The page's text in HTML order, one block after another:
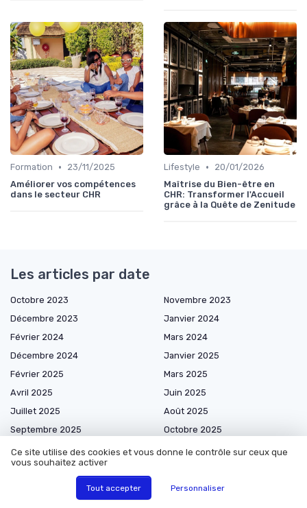
Formation •
23/11/2025
Améliorer vos compétences
dans le secteur CHR
Lifestyle •
20/01/2026
Maîtrise du Bien-être en
CHR: Transformer l'Accueil
grâce à la Quête de Zenitude
Les articles par date
Octobre 2023
Novembre 2023
Décembre 2023
Janvier 2024
Février 2024
Mars 2024
Décembre 2024
Janvier 2025
Février 2025
Mars 2025
Avril 2025
Juin 2025
Juillet 2025
Août 2025
Septembre 2025
Octobre 2025
Novembre 2025
Décembre 2025
Janvier 2026
Avril 2026
Ce site utilise des cookies et vous donne le contrôle sur ceux que
vous souhaitez activer
Tout accepter Personnaliser